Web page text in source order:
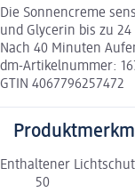
Die Sonnencreme
und Glycerin bis zu
Nach 40 Minuten
dm-Artikelnummer:
GTIN 4067796257472
Enthaltener
50